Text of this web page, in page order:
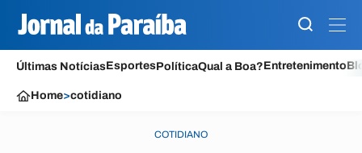
Últimas NotíciasEsportesPolíticaQual a Boa?Entretenimento
Home>cotidiano
COTIDIANO